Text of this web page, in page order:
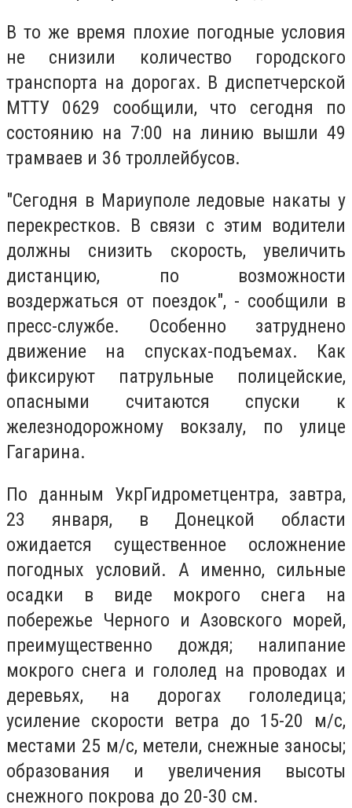
В то же время плохие погодные условия
не снизили количество городского
транспорта на дорогах. В диспетчерской
МТТУ 0629 сообщили, что сегодня по
состоянию на 7:00 на линию вышли 49
трамваев и 36 троллейбусов.
"Сегодня в Мариуполе ледовые накаты у
перекрестков. В связи с этим водители
должны снизить скорость, увеличить
дистанцию, по возможности
воздержаться от поездок", - сообщили в
пресс-службе. Особенно затруднено
движение на спусках-подъемах. Как
фиксируют патрульные полицейские,
опасными считаются спуски к
железнодорожному вокзалу, по улице
Гагарина.
По данным УкрГидрометцентра, завтра,
23 января, в Донецкой области
ожидается существенное осложнение
погодных условий. А именно, сильные
осадки в виде мокрого снега на
побережье Черного и Азовского морей,
преимущественно дождя; налипание
мокрого снега и гололед на проводах и
деревьях, на дорогах гололедица;
усиление скорости ветра до 15-20 м/с,
местами 25 м/с, метели, снежные заносы;
образования и увеличения высоты
снежного покрова до 20-30 см.